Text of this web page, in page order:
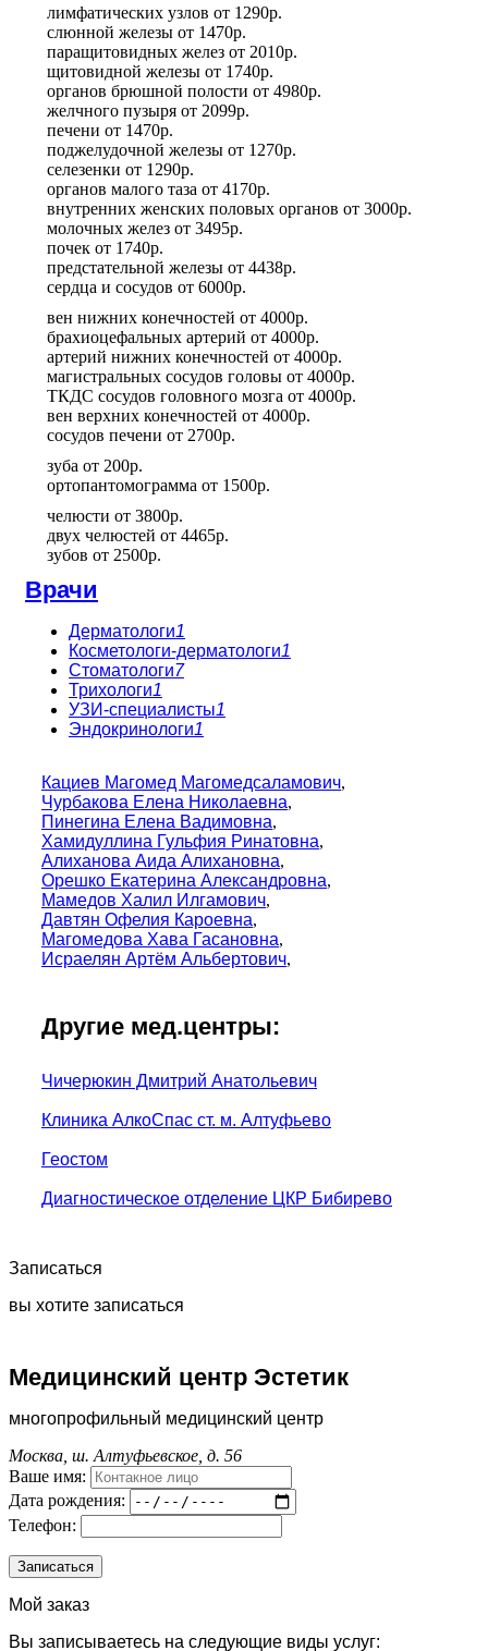
лимфатических узлов от 1290р.
слюнной железы от 1470р.
паращитовидных желез от 2010р.
щитовидной железы от 1740р.
органов брюшной полости от 4980р.
желчного пузыря от 2099р.
печени от 1470р.
поджелудочной железы от 1270р.
селезенки от 1290р.
органов малого таза от 4170р.
внутренних женских половых органов от 3000р.
молочных желез от 3495р.
почек от 1740р.
предстательной железы от 4438р.
сердца и сосудов от 6000р.
вен нижних конечностей от 4000р.
брахиоцефальных артерий от 4000р.
артерий нижних конечностей от 4000р.
магистральных сосудов головы от 4000р.
ТКДС сосудов головного мозга от 4000р.
вен верхних конечностей от 4000р.
сосудов печени от 2700р.
зуба от 200р.
ортопантомограмма от 1500р.
челюсти от 3800р.
двух челюстей от 4465р.
зубов от 2500р.
Врачи
Дерматологи1
Косметологи-дерматологи1
Стоматологи7
Трихологи1
УЗИ-специалисты1
Эндокринологи1
Кациев Магомед Магомедсаламович,
Чурбакова Елена Николаевна,
Пинегина Елена Вадимовна,
Хамидуллина Гульфия Ринатовна,
Алиханова Аида Алихановна,
Орешко Екатерина Александровна,
Мамедов Халил Илгамович,
Давтян Офелия Кароевна,
Магомедова Хава Гасановна,
Исраелян Артём Альбертович,
Другие мед.центры:
Чичерюкин Дмитрий Анатольевич
Клиника АлкоСпас ст. м. Алтуфьево
Геостом
Диагностическое отделение ЦКР Бибирево
Записаться
вы хотите записаться
Медицинский центр Эстетик
многопрофильный медицинский центр
Москва, ш. Алтуфьевское, д. 56
Ваше имя:
Дата рождения:
Телефон:
Мой заказ
Вы записываетесь на следующие виды услуг: